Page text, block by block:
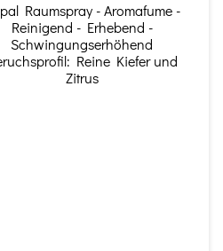
Raumspray - Aromafume -
Reinigend - Erhebend -
Schwingungserhöhend
Reine Kiefer und
Zitrus